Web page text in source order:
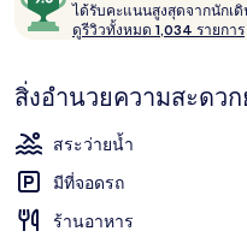
จาก
10,
เข้า
ชอบ
ได้รับคะแนนสูงสุดจากนักเดิ
ดูรีวิวทั้งหมด 1,034 รายการ
สิ่งอำนวยความสะดว
สระว่ายน้ำ
มีที่จอดรถ
ร้านอาหาร